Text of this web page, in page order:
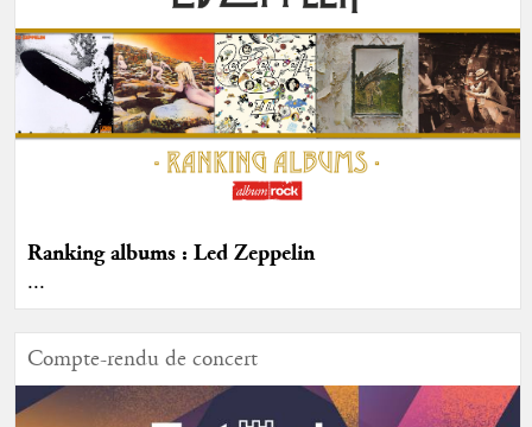
Ranking albums : Led Zeppelin
...
Compte-rendu de concert